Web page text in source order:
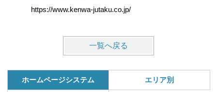
https://www.kenwa-jutaku.co.jp/
一覧へ戻る
ホームページシステム エリア別